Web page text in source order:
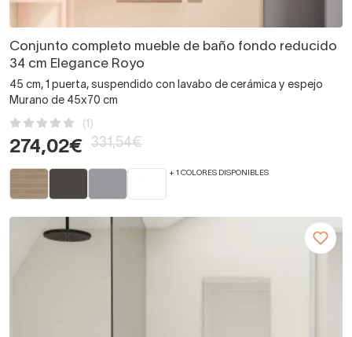
Conjunto completo mueble de baño fondo reducido
34 cm Elegance Royo
45 cm, 1 puerta, suspendido con lavabo de cerámica y espejo
Murano de 45x70 cm
(1)
274,02€ 331,54€
+ 1 COLORES DISPONIBLES